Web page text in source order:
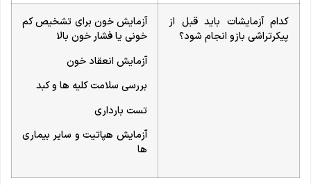
کدام آزمایشات باید قبل از
پیکرتراشی بازو انجام شود؟
آزمایش خون برای تشخیص کم
خونی یا فشار خون بالا
آزمایش انعقاد خون
بررسی سلامت کلیه ها و کبد
تست بارداری
آزمایش هپاتیت و سایر بیماری
ها